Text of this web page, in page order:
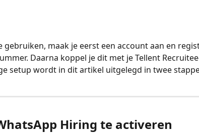
gebruiken, maak je eerst een account aan en
Daarna koppel je dit met je Tellent
setup wordt in dit artikel uitgelegd in twee
Hiring te activeren